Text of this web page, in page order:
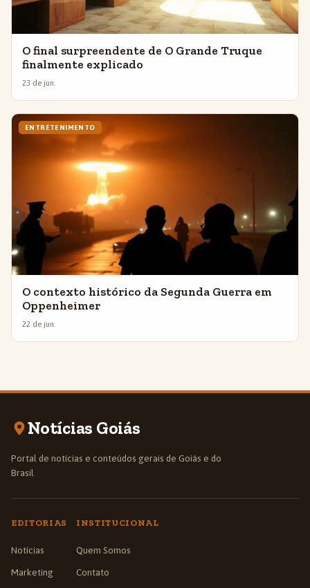
O final surpreendente de O Grande Truque
finalmente explicado
23 de jun.
ENTRETENIMENTO
O contexto histórico da Segunda Guerra em
Oppenheimer
22 de jun.
Notícias Goiás
Portal de notícias e conteúdos gerais de Goiás e do
Brasil
EDITORIAS
Notícias
Marketing
INSTITUCIONAL
Quem Somos
Contato